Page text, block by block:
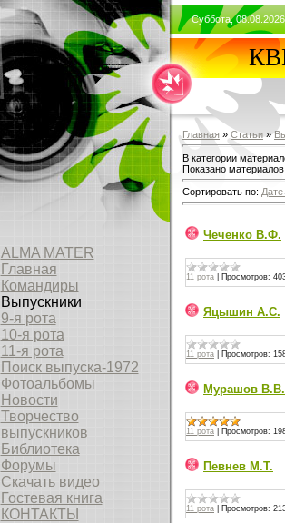
ALMA MATER
Главная
Командиры
Выпускники
9-я рота
10-я рота
11-я рота
Поиск выпуска-1972
Фотоальбомы
Новости
Творчество
выпускников
Библиотека
Форумы
Скачать видео
Гостевая книга
КОНТАКТЫ
Суббота,
Главная » Статьи »
В категории
Показано
Сортировать по: Дате
Чеченко В.Ф.
11 рота Просмотров:
Яцышин А.С.
11 рота Просмотров:
Мурашов В.В.
11 рота Просмотров:
Певнев М.Т.
11 рота Просмотров: